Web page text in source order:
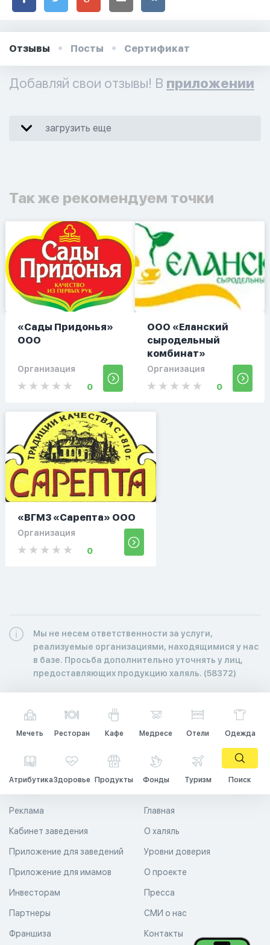
Отзывы Посты Сертификат
Добавляй свои отзывы! В приложении
загрузить еще
Так же рекомендуем точки
«Сады Придонья»
ООО
Организация
0
ООО «Еланский
сыродельный
комбинат»
Организация
0
«ВГМЗ «Сарепта» ООО
Организация
0
Мы не несем ответственности за услуги,
реализуемые организациями, находящимися у нас
в базе. Просьба дополнительно уточнять у лиц,
предоставляющих продукцию халяль. (58372)
Мечеть Ресторан Кафе Медресе Отели Одежда
АтрибутикаЗдоровье Продукты Фонды Туризм Поиск
Главная
О халяль
Уровни доверия
Реклама
Кабинет заведения
Приложение для заведений
Приложение для имамов О проекте
Пресса
СМИ о нас
Контакты
Инвесторам
Партнеры
Франшиза